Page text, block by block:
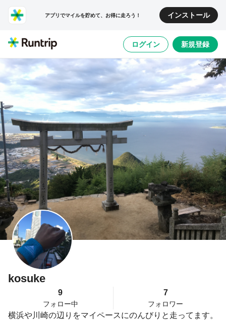
アプリでマイルを貯めて、お得に走ろう！ インストール
ログイン 新規登録
kosuke
9
フォロー中
7
フォロワー
横浜や川崎の辺りをマイペースにのんびりと走ってます。